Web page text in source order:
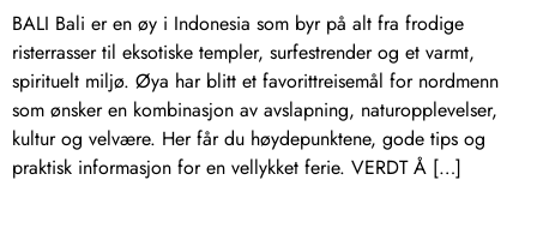
BALI Bali er en øy i Indonesia som byr på alt fra frodige
risterrasser til eksotiske templer, surfestrender og et varmt,
spirituelt miljø. Øya har blitt et favorittreisemål for nordmenn
som ønsker en kombinasjon av avslapning, naturopplevelser,
kultur og velvære. Her får du høydepunktene, gode tips og
praktisk informasjon for en vellykket ferie. VERDT Å […]